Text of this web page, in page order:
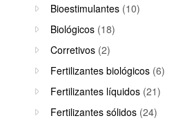
Bioestimulantes (10)
Biológicos (18)
Corretivos (2)
Fertilizantes biológicos (6)
Fertilizantes líquidos (21)
Fertilizantes sólidos (24)